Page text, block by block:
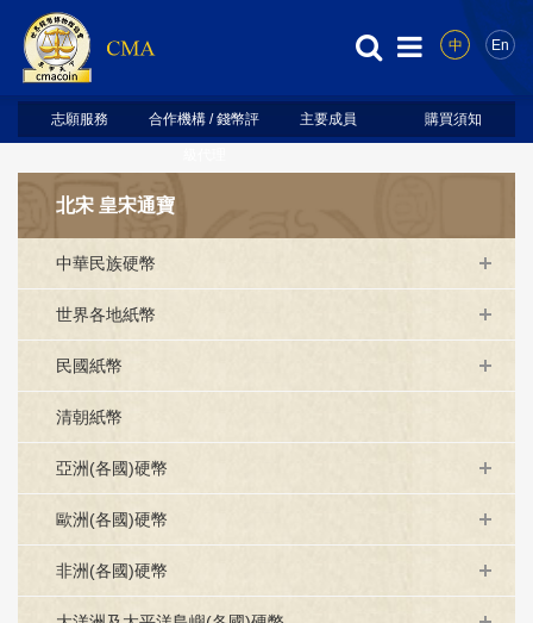
中 En
志願服務 合作機構 / 錢幣評 主要成員 購買須知
北宋 皇宋通寶
中華民族硬幣
世界各地紙幣
民國紙幣
清朝紙幣
亞洲(各國)硬幣
歐洲(各國)硬幣
非洲(各國)硬幣